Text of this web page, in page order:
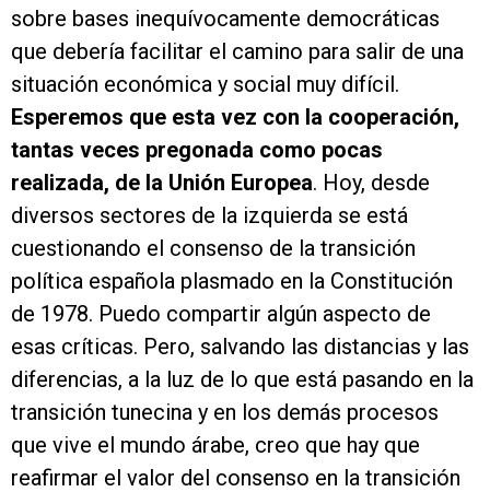
sobre bases inequívocamente democráticas
que debería facilitar el camino para salir de una
situación económica y social muy difícil.
Esperemos que esta vez con la cooperación,
tantas veces pregonada como pocas
realizada, de la Unión Europea. Hoy, desde
diversos sectores de la izquierda se está
cuestionando el consenso de la transición
política española plasmado en la Constitución
de 1978. Puedo compartir algún aspecto de
esas críticas. Pero, salvando las distancias y las
diferencias, a la luz de lo que está pasando en la
transición tunecina y en los demás procesos
que vive el mundo árabe, creo que hay que
reafirmar el valor del consenso en la transición